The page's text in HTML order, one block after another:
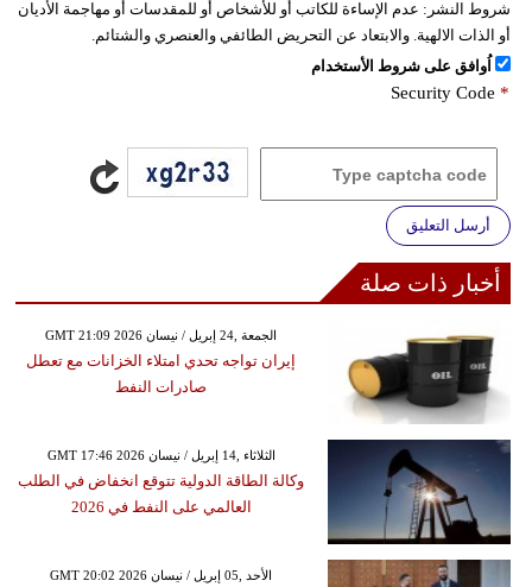
شروط النشر: عدم الإساءة للكاتب أو للأشخاص أو للمقدسات أو مهاجمة الأديان
أو الذات الالهية. والابتعاد عن التحريض الطائفي والعنصري والشتائم.
اُوافق على شروط الأستخدام
Security Code *
أرسل التعليق
أخبار ذات صلة
GMT 21:09 2026 الجمعة ,24 إبريل / نيسان
إيران تواجه تحدي امتلاء الخزانات مع تعطل
صادرات النفط
GMT 17:46 2026 الثلاثاء ,14 إبريل / نيسان
وكالة الطاقة الدولية تتوقع انخفاض في الطلب
العالمي على النفط في 2026
GMT 20:02 2026 الأحد ,05 إبريل / نيسان